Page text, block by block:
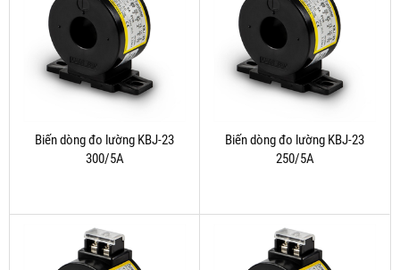
Biến dòng đo lường KBJ-23
300/5A
Biến dòng đo lường KBJ-23
250/5A